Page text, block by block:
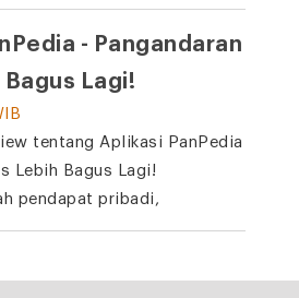
- Pangandaran
Bagus Lagi!
tentang Aplikasi PanPedia
Lebih Bagus Lagi!
pendapat pribadi,